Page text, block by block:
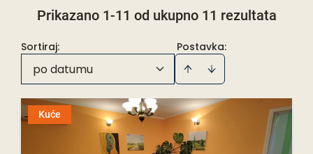
Prikazano 1-11 od ukupno 11 rezultata
Postavka:
Sortiraj:
po datumu
Kuće